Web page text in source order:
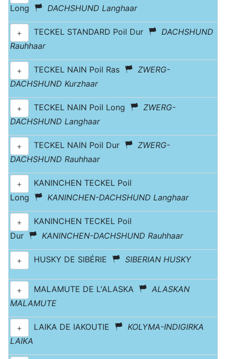
Long
DACHSHUND Langhaar
+ TECKEL STANDARD Poil Dur
DACHSHUND
Rauhhaar
+ TECKEL NAIN Poil Ras
ZWERG-
DACHSHUND Kurzhaar
+ TECKEL NAIN Poil Long
ZWERG-
DACHSHUND Langhaar
+ TECKEL NAIN Poil Dur
ZWERG-
DACHSHUND Rauhhaar
+
KANINCHEN TECKEL Poil
Long
KANINCHEN-DACHSHUND Langhaar
+
KANINCHEN TECKEL Poil
Dur
KANINCHEN-DACHSHUND Rauhhaar
+ HUSKY DE SIBÉRIE SIBERIAN HUSKY
+ MALAMUTE DE L'ALASKA
ALASKAN
MALAMUTE
+ LAIKA DE IAKOUTIE
KOLYMA-INDIGIRKA
LAIKA